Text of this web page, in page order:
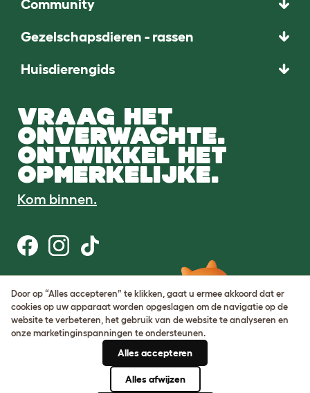
Community
Gezelschapsdieren - rassen
Huisdierengids
VRAAG HET
ONVERWACHTE.
ONTWIKKEL HET
OPMERKELIJKE.
Kom binnen.
Gebruiksvoorwaarden
Cookie & privacybeleid
Cookie Settings
Sitemap
BTW-nummer: DE317631106
Door op “Alles accepteren” te klikken, gaat u ermee akkoord dat er
cookies op uw apparaat worden opgeslagen om de navigatie op de
website te verbeteren, het gebruik van de website te analyseren en
onze marketinginspanningen te ondersteunen.
Alles accepteren
Alles afwijzen